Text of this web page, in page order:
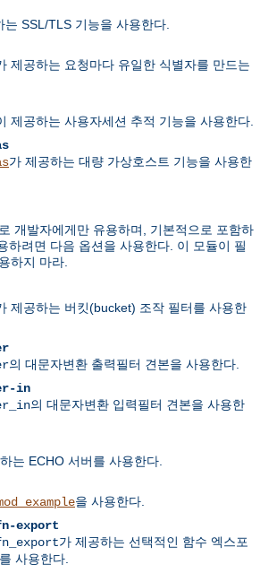
는 SSL/TLS 기능을 사용한다.
제공하는 요청마다 유일한 식별자를 만드는
제공하는 사용자세션 추적 기능을 사용한다.
가 제공하는 대량 가상호스트 기능을 사용한
개발자에게만 유용하며, 기본적으로 포함하
하려면 다음 옵션을 사용한다. 이 모듈이 필
하지 마라.
제공하는 버킷(bucket) 조작 필터를 사용한
의 대문자변환 출력필터 견본을 사용한다.
in
의 대문자변환 입력필터 견본을 사용한
는 ECHO 서버를 사용한다.
을 사용한다.
export
가 제공하는 선택적인 함수 엑스포
사용한다.